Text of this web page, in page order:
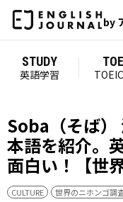
by
STUDY
英語学習
Soba（そば）
本語を紹介。
面白い！【世
CULTURE 世界のニホンゴ調